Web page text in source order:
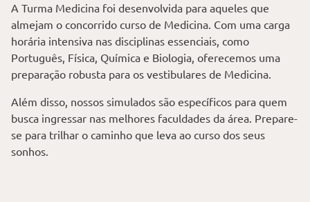
A Turma Medicina foi desenvolvida para aqueles que
almejam o concorrido curso de Medicina. Com uma carga
horária intensiva nas disciplinas essenciais, como
Português, Física, Química e Biologia, oferecemos uma
preparação robusta para os vestibulares de Medicina.
Além disso, nossos simulados são específicos para quem
busca ingressar nas melhores faculdades da área. Prepare-
se para trilhar o caminho que leva ao curso dos seus
sonhos.